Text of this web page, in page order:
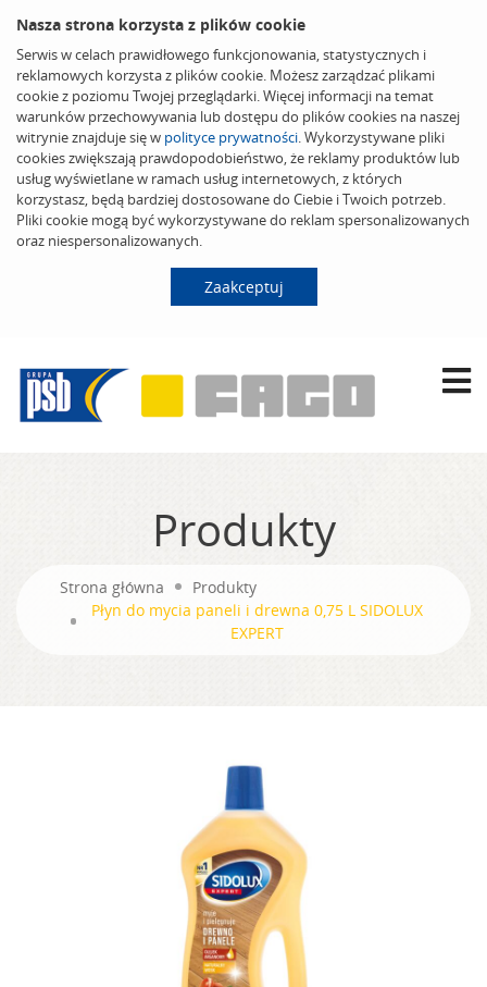
Nasza strona korzysta z plików cookie
Serwis w celach prawidłowego funkcjonowania, statystycznych i
reklamowych korzysta z plików cookie. Możesz zarządzać plikami
cookie z poziomu Twojej przeglądarki. Więcej informacji na temat
warunków przechowywania lub dostępu do plików cookies na naszej
witrynie znajduje się w polityce prywatności. Wykorzystywane pliki
cookies zwiększają prawdopodobieństwo, że reklamy produktów lub
usług wyświetlane w ramach usług internetowych, z których
korzystasz, będą bardziej dostosowane do Ciebie i Twoich potrzeb.
Pliki cookie mogą być wykorzystywane do reklam spersonalizowanych
oraz niespersonalizowanych.
Zaakceptuj
Produkty
Strona główna
Produkty
Płyn do mycia paneli i drewna 0,75 L SIDOLUX
EXPERT